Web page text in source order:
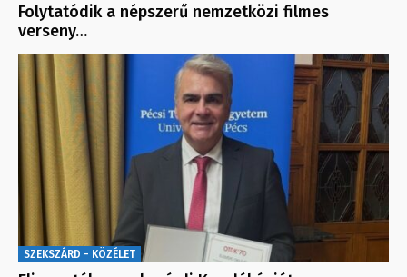
Folytatódik a népszerű nemzetközi filmes
verseny…
SZEKSZÁRD - KÖZÉLET